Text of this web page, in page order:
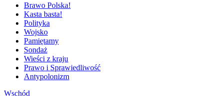
Brawo Polska!
Kasta basta!
Polityka
Wojsko
Pamiętamy
Sondaż
Wieści z kraju
Prawo i Sprawiedliwość
Antypolonizm
Wschód